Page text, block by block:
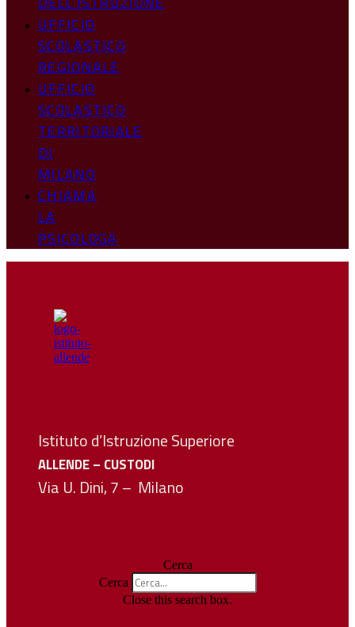
UFFICIO
SCOLASTICO
REGIONALE
UFFICIO
SCOLASTICO
TERRITORIALE
DI
MILANO
CHIAMA
LA
PSICOLOGA
Istituto d’Istruzione Superiore
ALLENDE – CUSTODI
Via U. Dini, 7 – Milano
Cerca
Cerca
Close this search box.